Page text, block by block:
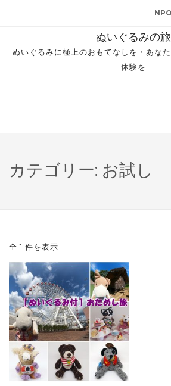
ぬいぐるみの旅
ぬいぐるみに極上のおもてなしを・あな
体験を
カテゴリー: お試し
全 1 件を表示